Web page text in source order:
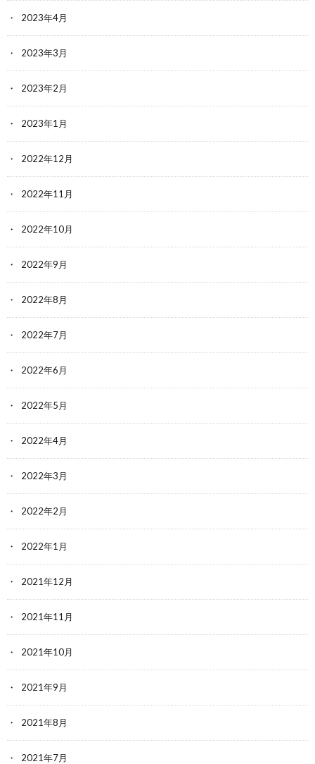
2023年4月
2023年3月
2023年2月
2023年1月
2022年12月
2022年11月
2022年10月
2022年9月
2022年8月
2022年7月
2022年6月
2022年5月
2022年4月
2022年3月
2022年2月
2022年1月
2021年12月
2021年11月
2021年10月
2021年9月
2021年8月
2021年7月